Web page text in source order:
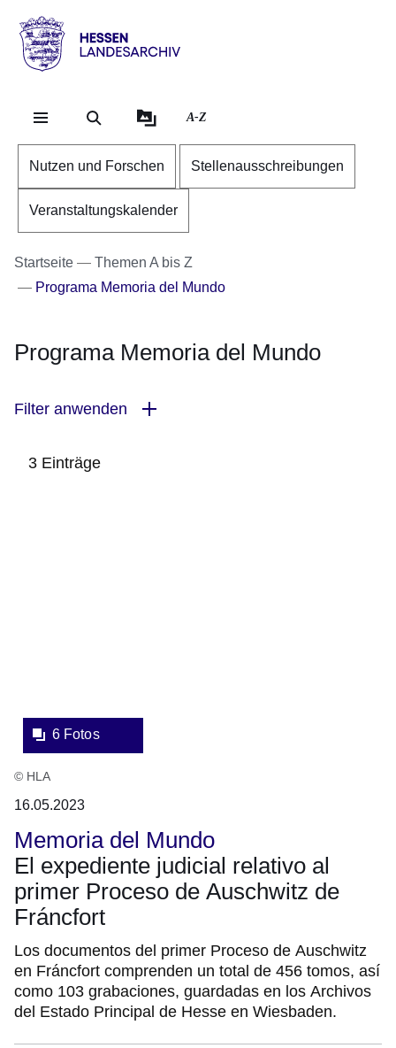
Hessen
Landesarchiv
A-Z
Nutzen und Forschen Stellenausschreibungen
Veranstaltungskalender
Startseite
Themen A bis Z
Programa Memoria del Mundo
Programa Memoria del Mundo
Filter anwenden
3 Einträge
6 Fotos
© HLA
16.05.2023
Memoria del Mundo
El expediente judicial relativo al
primer Proceso de Auschwitz de
Fráncfort
Los documentos del primer Proceso de Auschwitz
en Fráncfort comprenden un total de 456 tomos, así
como 103 grabaciones, guardadas en los Archivos
del Estado Principal de Hesse en Wiesbaden.